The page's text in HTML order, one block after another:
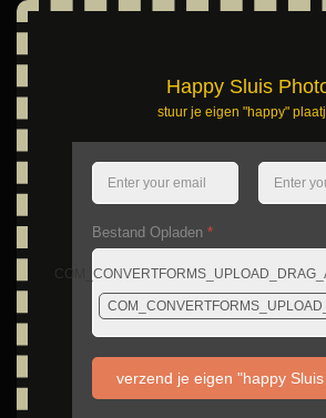
Happy Sluis
stuur je eigen "happy"
Bestand Opladen *
verzend je eigen "happy